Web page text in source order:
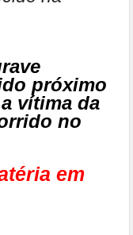
próximo
vítima da
no
em